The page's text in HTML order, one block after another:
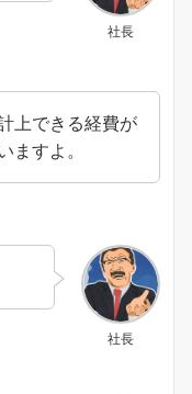
社長
上できる経費が
ますよ。
社長